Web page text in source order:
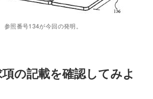
参照番号134が今回の発明。
の記載を確認してみよ